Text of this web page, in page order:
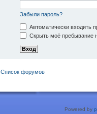
Забыли пароль?
Автоматически входить
Скрыть моё пребывание
Список форумов
Powered by